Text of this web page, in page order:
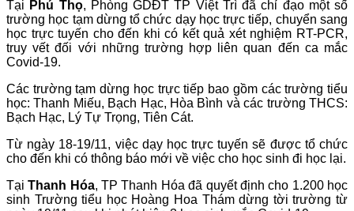
Tại Phú Thọ, Phòng GDĐT TP Việt Trì đã chỉ đạo một số
trường học tạm dừng tổ chức dạy học trực tiếp, chuyển sang
học trực tuyến cho đến khi có kết quả xét nghiệm RT-PCR,
truy vết đối với những trường hợp liên quan đến ca mắc
Covid-19.
Các trường tạm dừng học trực tiếp bao gồm các trường tiểu
học: Thanh Miếu, Bạch Hạc, Hòa Bình và các trường THCS:
Bạch Hạc, Lý Tự Trọng, Tiên Cát.
Từ ngày 18-19/11, việc dạy học trực tuyến sẽ được tổ chức
cho đến khi có thông báo mới về việc cho học sinh đi học lại.
Tại Thanh Hóa, TP Thanh Hóa đã quyết định cho 1.200 học
sinh Trường tiểu học Hoàng Hoa Thám dừng tời trường từ